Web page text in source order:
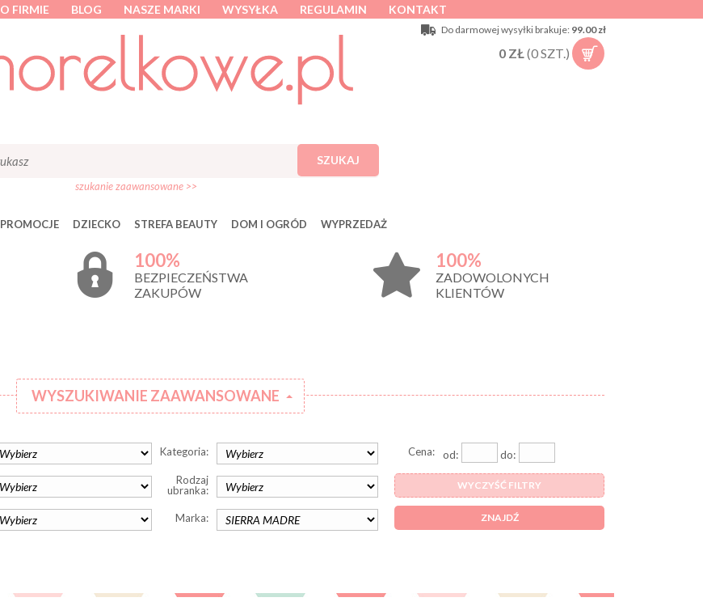
O FIRMIE BLOG NASZE MARKI WYSYŁKA REGULAMIN KONTAKT
Do darmowej wysyłki brakuje: 99.00 zł
0 ZŁ(0SZT.)
SZUKAJ
szukanie zaawansowane >>
PROMOCJE DZIECKO STREFA BEAUTY DOM I OGRÓD WYPRZEDAŻ
100%
BEZPIECZEŃSTWA
ZAKUPÓW
100%
ZADOWOLONYCH
KLIENTÓW
WYSZUKIWANIE ZAAWANSOWANE
Kategoria:
Rodzaj
ubranka:
Marka:
Cena: od: do:
WYCZYŚĆ FILTRY
ZNAJDŹ